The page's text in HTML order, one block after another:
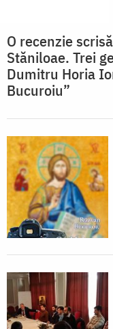
O recenzie
Stăniloae. Trei
Dumitru Horia
Bucuroiu”